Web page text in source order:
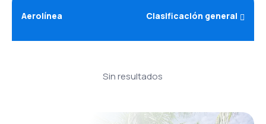
Aerolínea Clasificación general
Sin resultados